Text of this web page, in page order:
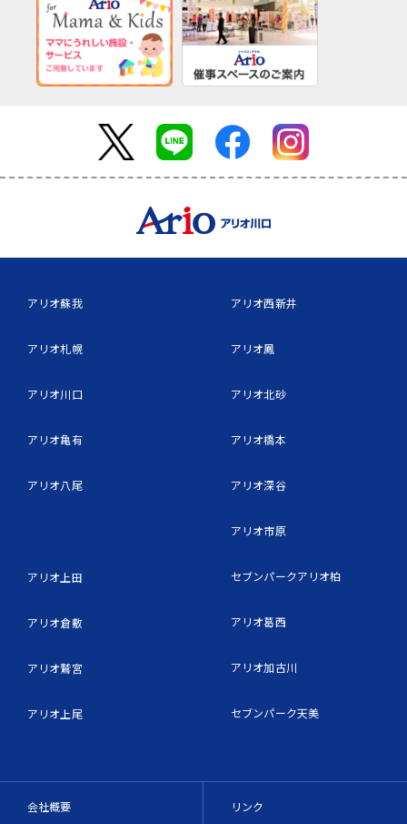
アリオ蘇我
アリオ札幌
アリオ川口
アリオ亀有
アリオ八尾
アリオ上田
アリオ倉敷
アリオ鷲宮
アリオ上尾
アリオ西新井
アリオ鳳
アリオ北砂
アリオ橋本
アリオ深谷
アリオ市原
セブンパークアリオ柏
アリオ葛西
アリオ加古川
セブンパーク天美
会社概要 リンク